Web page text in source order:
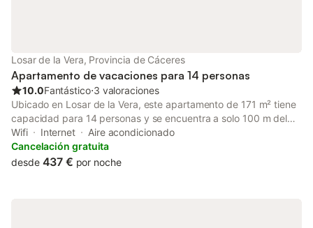
Losar de la Vera, Provincia de Cáceres
Apartamento de vacaciones para 14 personas
10.0Fantástico⋅3 valoraciones
Ubicado en Losar de la Vera, este apartamento de 171 m² tiene
capacidad para 14 personas y se encuentra a solo 100 m del
centro de la ciudad. La propiedad cuenta con piscina privada y
terraza, ofreciendo un espacio para explorar la región. La
distribución incluye 5 dormitorios equipados con una
Wifi Internet
Aire acondicionado
Cancelación gratuita
desde 437 € por noche